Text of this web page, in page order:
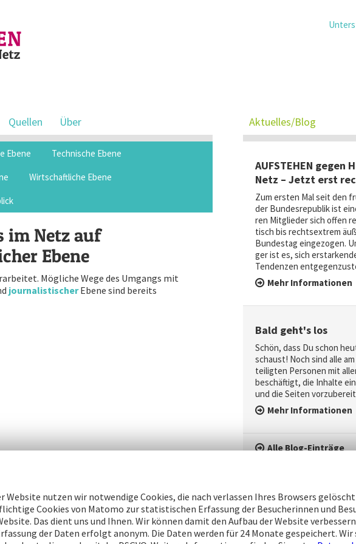
Quellen Über
Ebene Technische Ebene
Wirtschaftliche Ebene
im Netz auf
Ebene
Mögliche Wege des Umgangs mit
journalistischerEbene sind bereits
Aktuelles/Blog
AUFSTEHEN gegen
Netz – Jetzt erst
Zum er­sten Mal seit den
der Bun­des­re­pu­blik ist
ren Mit­glie­der sich of­fen
tisch bis rechts­ex­trem
Bun­des­tag ein­ge­zo­gen.
ger ist es, sich
Ten­den­zen
Mehr Informationen
Bald geht's los
Schön, dass Du schon
schaust! Noch sind alle
tei­lig­ten Per­so­nen mit
be­schäf­tigt, die In­hal­te
und die Sei­ten
Mehr Informationen
Alle Blog-Einträge
Website nutzen wir notwendige Cookies, die nach verlassen Ihres Browsers
Cookies von Matomo zur statistischen Erfassung der Besucherinnen und
Das dient uns und Ihnen. Wir können damit den Aufbau der Website
der Daten erfolgt anonym. Die Daten werden für 24 Monate gespeichert. Wir